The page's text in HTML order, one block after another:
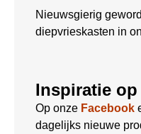
Nieuwsgierig
diepvrieskasten in
Inspiratie
Op onze Facebook
dagelijks nieuwe